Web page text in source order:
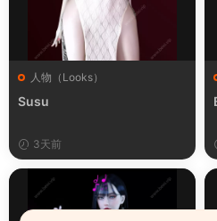
人物（Looks）
Susu
3天前